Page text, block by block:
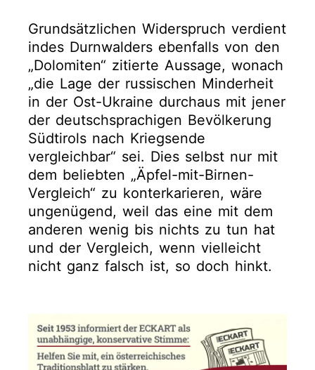
Grundsätzlichen Widerspruch verdient
indes Durnwalders ebenfalls von den
„Dolomiten“ zitierte Aussage, wonach
„die Lage der russischen Minderheit
in der Ost-Ukraine durchaus mit jener
der deutschsprachigen Bevölkerung
Südtirols nach Kriegsende
vergleichbar“ sei. Dies selbst nur mit
dem beliebten „Äpfel-mit-Birnen-
Vergleich“ zu konterkarieren, wäre
ungenügend, weil das eine mit dem
anderen wenig bis nichts zu tun hat
und der Vergleich, wenn vielleicht
nicht ganz falsch ist, so doch hinkt.